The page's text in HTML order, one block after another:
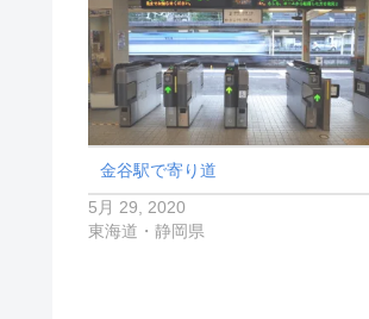
金谷駅で寄り道
5月 29, 2020
東海道・静岡県